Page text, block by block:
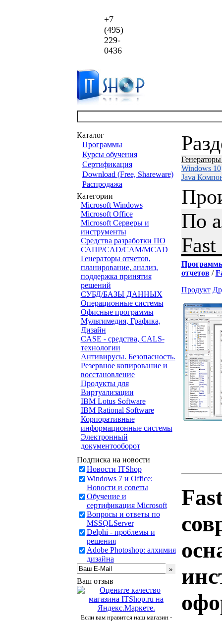
+7
(495)
229-
0436
Каталог
Программы
Курсы обучения
Сертификация
Download (Free, Shareware)
Распродажа
Категории
Microsoft Windows
Microsoft Office
Microsoft Серверы и
инструменты
Средства разработки ПО
САПР/CAD/CAM/MCAD
Генераторы отчетов,
планирование, анализ,
поддержка принятия
решений
СУБД/БАЗЫ ДАННЫХ
Операционные системы
Офисные программы
Мультимедия, Графика,
Дизайн
CASE - средства, CALS-
технологии
Антивирусы. Безопасность.
Резервное копирование и
восстановление
Продукты для
Виртуализации
IBM Lotus Software
IBM Rational Software
Корпоративные
информационные системы
Электронный
документооборот
Подписка на новости
Новости ITShop
Windows 7 и Office:
Новости и советы
Обучение и
сертификация Microsoft
Вопросы и ответы по
MSSQLServer
Delphi - проблемы и
решения
Adobe Photoshop: алхимия
дизайна
Ваш отзыв
Если вам нравится наш магазин -
Генераторы
Windows 10
Java
По
отчетов/
Продукт